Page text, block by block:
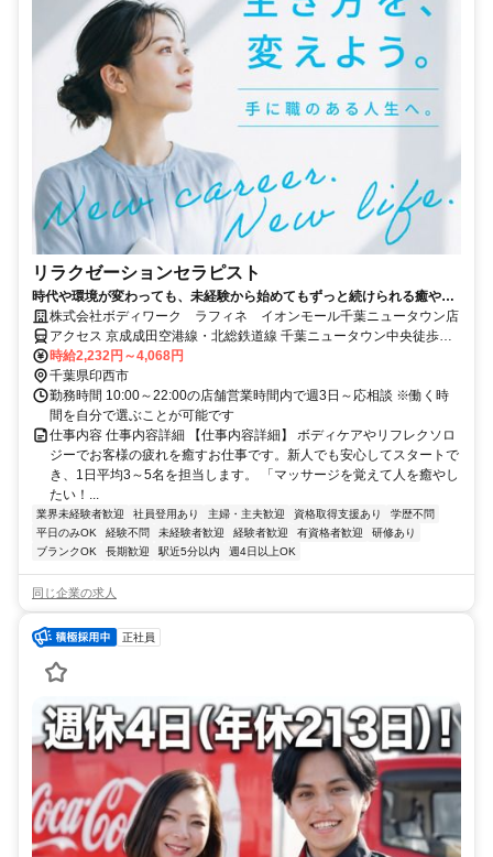
リラクゼーションセラピスト
時代や環境が変わっても、未経験から始めてもずっと続けられる癒やし
の仕事。手に職を身につけて、生き方を変えよう。
株式会社ボディワーク ラフィネ イオンモール千葉ニュータウン店
アクセス 京成成田空港線・北総鉄道線 千葉ニュータウン中央徒歩約8
分、京成成田空港線・北総鉄道線 小室北口徒歩約49分、京成成田空
港線・北総鉄道線 印西牧の原北口徒歩約70分 最寄駅：千葉ニュータ
ウン駅
時給2,232円～4,068円
千葉県印西市
勤務時間 10:00～22:00の店舗営業時間内で週3日～応相談 ※働く時
間を自分で選ぶことが可能です
仕事内容 仕事内容詳細 【仕事内容詳細】 ボディケアやリフレクソロ
ジーでお客様の疲れを癒すお仕事です。新人でも安心してスタートで
き、1日平均3～5名を担当します。 「マッサージを覚えて人を癒やし
たい！...
業界未経験者歓迎 社員登用あり 主婦・主夫歓迎 資格取得支援あり
学歴不問
平日のみOK
経験不問 未経験者歓迎 経験者歓迎 有資格者歓迎
研修あり
ブランクOK
長期歓迎 駅近5分以内 週4日以上OK
同じ企業の求人
正社員